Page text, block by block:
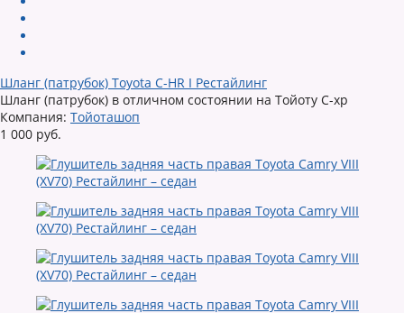
Шланг (патрубок) Toyota C-HR I Рестайлинг
Шланг (патрубок) в отличном состоянии на Тойоту С-хр
Компания: Тойоташоп
1 000 руб.